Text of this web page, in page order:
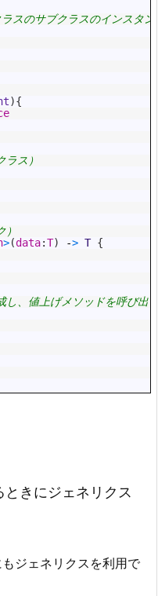
スのサブクラスのインスタン
){
ス）
>(data:T) -> T {
、値上げメソッドを呼び出
きにジェネリクス
ジェネリクスを利用で